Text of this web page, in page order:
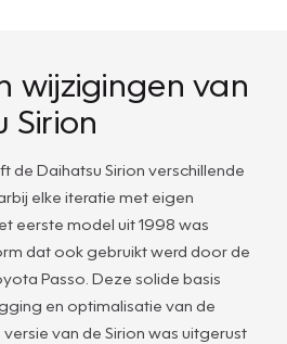
wijzigingen van
Sirion
de Daihatsu Sirion verschillende
elke iteratie met eigen
eerste model uit 1998 was
dat ook gebruikt werd door de
Passo. Deze solide basis
en optimalisatie van de
van de Sirion was uitgerust